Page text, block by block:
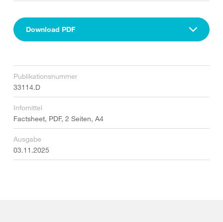
Download PDF
Publikationsnummer
33114.D
Infomittel
Factsheet, PDF, 2 Seiten, A4
Ausgabe
03.11.2025